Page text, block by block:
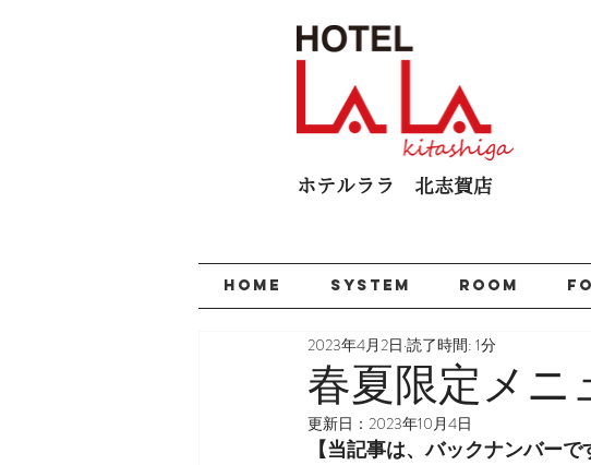
ホテルララ 北志賀​店
春夏限定メニ
2023年4月2日 読了時間: 1分
更新日： 2023年10月4日
【当記事は、バックナンバーで
HOME SYSTEM ROOM